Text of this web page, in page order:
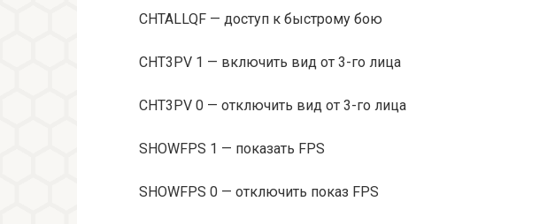
CHTALLQF — доступ к быстрому бою
CHT3PV 1 — включить вид от 3-го лица
CHT3PV 0 — отключить вид от 3-го лица
SHOWFPS 1 — показать FPS
SHOWFPS 0 — отключить показ FPS